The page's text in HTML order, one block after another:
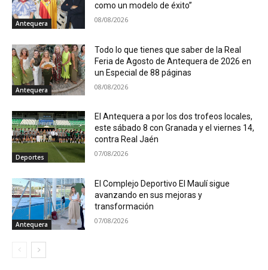
Antequera
como un modelo de éxito”
08/08/2026
Antequera
Todo lo que tienes que saber de la Real
Feria de Agosto de Antequera de 2026 en
un Especial de 88 páginas
08/08/2026
Deportes
El Antequera a por los dos trofeos locales,
este sábado 8 con Granada y el viernes 14,
contra Real Jaén
07/08/2026
Antequera
El Complejo Deportivo El Maulí sigue
avanzando en sus mejoras y
transformación
07/08/2026